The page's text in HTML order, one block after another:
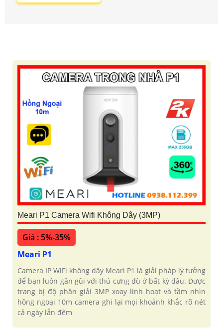
Meari P1 Camera Wifi Không Dây (3MP)
Giá : 5%-35%
Meari P1
Camera IP WiFi không dây Meari P1 là giải pháp lý tưởng
để bạn luôn gần gũi với thú cưng dù ở bất kỳ đâu. Được
trang bị độ phân giải 3MP xoay linh hoạt và tầm nhìn
hồng ngoại 10m camera ghi lại mọi khoảnh khắc rõ nét
cả ngày lẫn đêm